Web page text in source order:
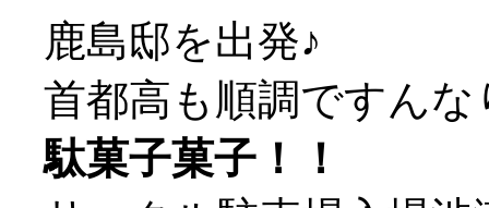
鹿島邸を出発♪
首都高も順調ですん
駄菓子菓子！！